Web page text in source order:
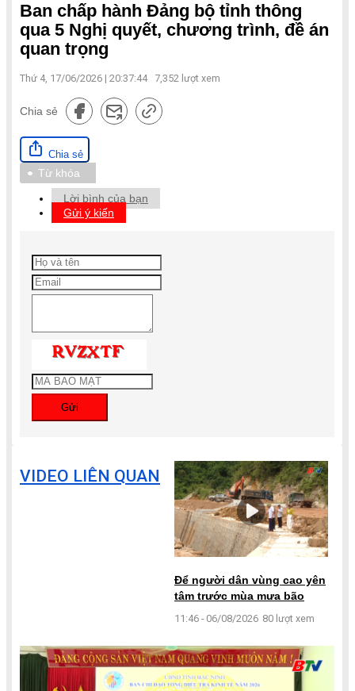
Ban chấp hành Đảng bộ tỉnh thông
qua 5 Nghị quyết, chương trình, đề án
quan trọng
Thứ 4, 17/06/2026 | 20:37:44 7,352 lượt xem
Chia sẻ
Chia sẻ
Từ khóa
Lời bình của bạn
Gửi ý kiến
Gửi
VIDEO LIÊN QUAN
Để người dân vùng cao yên
tâm trước mùa mưa bão
11:46 - 06/08/2026 80 lượt xem